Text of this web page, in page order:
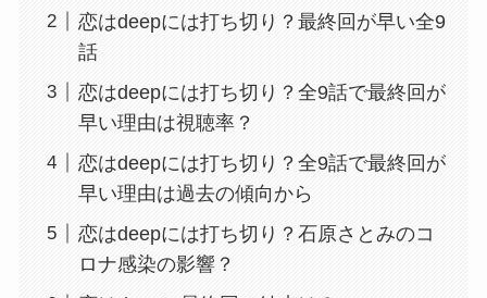
恋はdeepには打ち切り？最終回が早い全9
話
恋はdeepには打ち切り？全9話で最終回が
早い理由は視聴率？
恋はdeepには打ち切り？全9話で最終回が
早い理由は過去の傾向から
恋はdeepには打ち切り？石原さとみのコ
ロナ感染の影響？